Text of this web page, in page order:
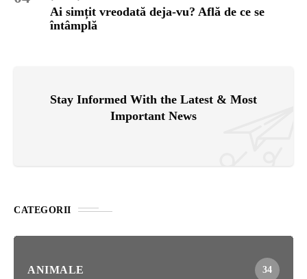
Ai simțit vreodată deja-vu? Află de ce se
întâmplă
Stay Informed With the Latest & Most
Important News
CATEGORII
ANIMALE 34